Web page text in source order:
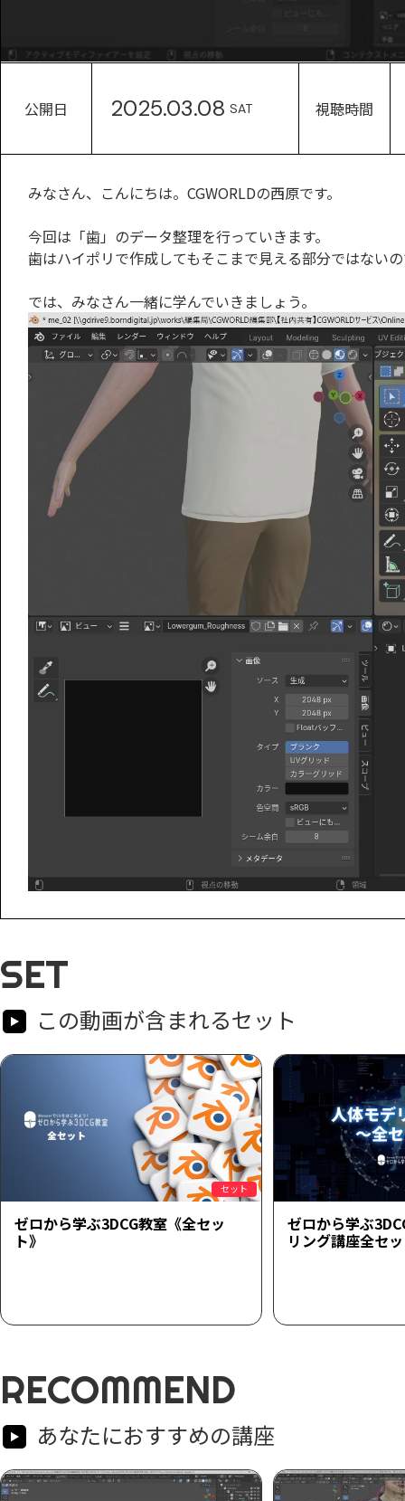
公開日 2025.03.08 SAT 視聴時間
みなさん、こんにちは。CGWORLDの西原です。
今回は「歯」のデータ整理を行っていきます。
歯はハイポリで作成してもそこまで見える部分ではない
では、みなさん一緒に学んでいきましょう。
SET
この動画が含まれるセット
セット
ゼロから学ぶ3DCG教室《全セッ
ト》
ゼロから学ぶ
リング講座全セ
RECOMMEND
あなたにおすすめの講座